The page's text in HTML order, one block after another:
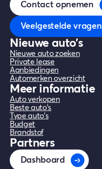
Contact opnemen
Veelgestelde vragen
Nieuwe auto's
Nieuwe auto zoeken
Private lease
Aanbiedingen
Automerken overzicht
Meer informatie
Auto verkopen
Beste auto's
Type auto's
Budget
Brandstof
Partners
Dashboard